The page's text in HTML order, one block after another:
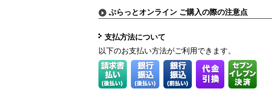
ぷらっとオンライン ご購入の際の注意点
支払方法について
以下のお支払い方法がご利用できます。